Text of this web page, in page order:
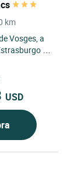
km
Vosges, a
y
USD